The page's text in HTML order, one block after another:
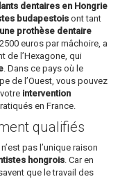
dentaires en Hongrie
budapestois ont tant
prothèse dentaire
euros par mâchoire, a
de l’Hexagone, qui
. Dans ce pays où le
de l’Ouest, vous pouvez
intervention
en France.
qualifiés
pas l’unique raison
hongrois. Car en
que le travail des